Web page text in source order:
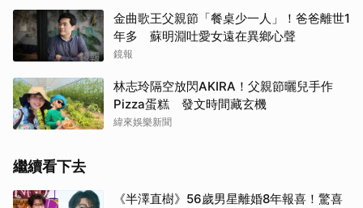
金曲歌王父親節「餐桌少一人」！爸爸離世1
年多 蘇明淵吐愛女遠在異鄉心聲
鏡報
林志玲隔空放閃AKIRA！父親節曬兒手作
Pizza蛋糕 發文時間藏玄機
緯來娛樂新聞
繼續看下去
《半澤直樹》56歲男星離婚8年報喜！驚喜